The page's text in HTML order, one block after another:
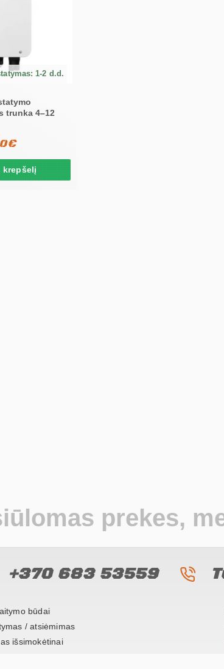
1-2 d.d.
trunka 4–12
krepšelį
prekes,
+370 683 53559
būdai
/ atsiėmimas
išsimokėtinai